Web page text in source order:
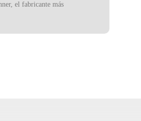
el fabricante más
un volumen de